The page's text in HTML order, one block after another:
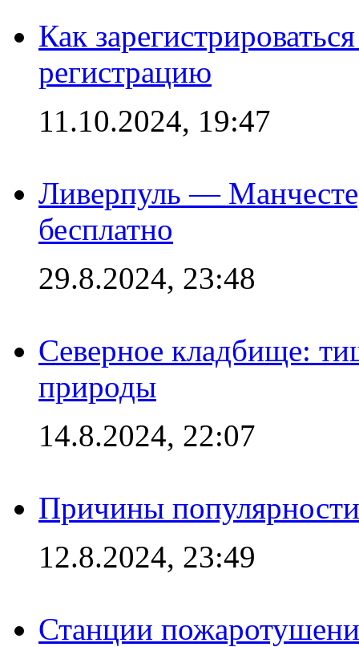
Как
регистрацию
11.10.2024, 19:47
Ливерпуль —
бесплатно
29.8.2024, 23:48
Северное кладбище:
природы
14.8.2024, 22:07
Причины
12.8.2024, 23:49
Станции